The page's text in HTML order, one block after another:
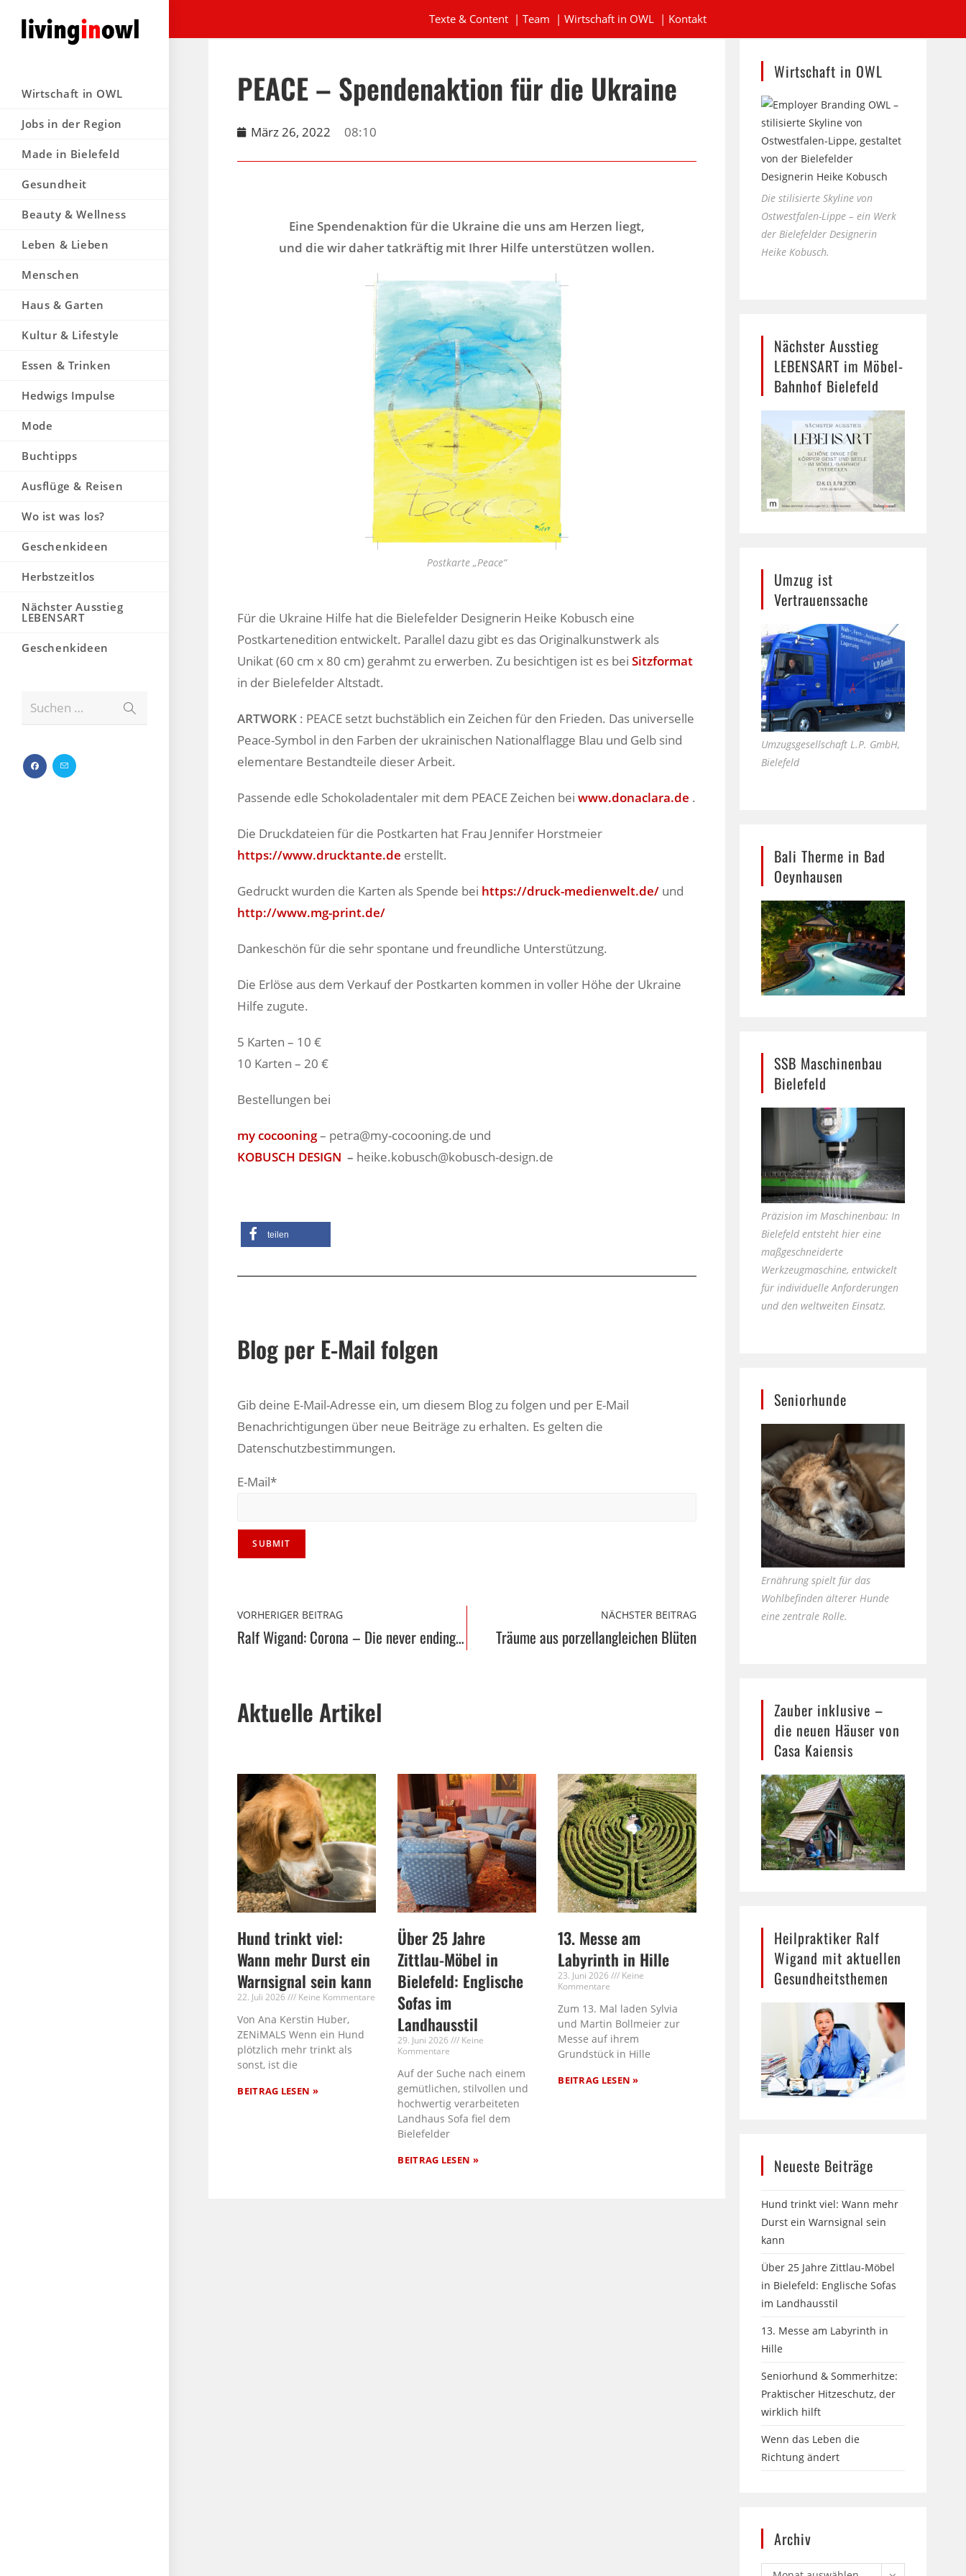
Texte & Content| Team | Wirtschaft in OWL| Kontakt
Wirtschaft in OWL
Jobs in der Region
Made in Bielefeld
Gesundheit
Beauty & Wellness
Leben & Lieben
Menschen
Haus & Garten
Kultur & Lifestyle
Essen & Trinken
Hedwigs Impulse
Mode
Buchtipps
Ausflüge & Reisen
Wo ist was los?
Geschenkideen
Herbstzeitlos
Nächster Ausstieg
LEBENSART
Geschenkideen
Suchen …
PEACE – Spendenaktion für die Ukraine
März 26, 2022 08:10
Eine Spendenaktion für die Ukraine die uns am Herzen liegt,
und die wir daher tatkräftig mit Ihrer Hilfe unterstützen wollen.
Postkarte „Peace“
Für die Ukraine Hilfe hat die Bielefelder Designerin Heike Kobusch eine
Postkartenedition entwickelt. Parallel dazu gibt es das Originalkunstwerk als
Unikat (60 cm x 80 cm) gerahmt zu erwerben. Zu besichtigen ist es beiSitzformat
in der Bielefelder Altstadt.
ARTWORK : PEACE setzt buchstäblich ein Zeichen für den Frieden. Das universelle
Peace-Symbol in den Farben der ukrainischen Nationalflagge Blau und Gelb sind
elementare Bestandteile dieser Arbeit.
Passende edle Schokoladentaler mit dem PEACE Zeichen beiwww.donaclara.de .
Die Druckdateien für die Postkarten hat Frau Jennifer Horstmeier
https://www.drucktante.de erstellt.
Gedruckt wurden die Karten als Spende bei https://druck-medienwelt.de/ und
http://www.mg-print.de/
Dankeschön für die sehr spontane und freundliche Unterstützung.
Die Erlöse aus dem Verkauf der Postkarten kommen in voller Höhe der Ukraine
Hilfe zugute.
5 Karten – 10 €
10 Karten – 20 €
Bestellungen bei
my cocooning– petra@my-cocooning.de und
KOBUSCH DESIGN – heike.kobusch@kobusch-design.de
teilen
Blog per E-Mail folgen
Gib deine E-Mail-Adresse ein, um diesem Blog zu folgen und per E-Mail
Benachrichtigungen über neue Beiträge zu erhalten. Es gelten die
Datenschutzbestimmungen.
E-Mail*
VORHERIGER BEITRAG
Ralf Wigand: Corona – Die never ending Story / Teil 2
NÄCHSTER BEITRAG
Träume aus porzellangleichen Blüten
Aktuelle Artikel
Hund trinkt viel:
Wann mehr Durst ein
Warnsignal sein kann
22. Juli 2026 Keine Kommentare
Von Ana Kerstin Huber,
ZENiMALS Wenn ein Hund
plötzlich mehr trinkt als
sonst, ist die
BEITRAG LESEN »
Über 25 Jahre
Zittlau-Möbel in
Bielefeld: Englische
Sofas im
Landhausstil
29. Juni 2026
Keine
Kommentare
Auf der Suche nach einem
gemütlichen, stilvollen und
hochwertig verarbeiteten
Landhaus Sofa fiel dem
Bielefelder
BEITRAG LESEN »
13. Messe am
Labyrinth in Hille
23. Juni 2026
Keine
Kommentare
Zum 13. Mal laden Sylvia
und Martin Bollmeier zur
Messe auf ihrem
Grundstück in Hille
BEITRAG LESEN »
Wirtschaft in OWL
Die stilisierte Skyline von
Ostwestfalen-Lippe – ein Werk
der Bielefelder Designerin
Heike Kobusch.
Nächster Ausstieg
LEBENSART im Möbel-
Bahnhof Bielefeld
Umzug ist
Vertrauenssache
Umzugsgesellschaft L.P. GmbH,
Bielefeld
Bali Therme in Bad
Oeynhausen
SSB Maschinenbau
Bielefeld
Präzision im Maschinenbau: In
Bielefeld entsteht hier eine
maßgeschneiderte
Werkzeugmaschine, entwickelt
für individuelle Anforderungen
und den weltweiten Einsatz.
Seniorhunde
Ernährung spielt für das
Wohlbefinden älterer Hunde
eine zentrale Rolle.
Zauber inklusive –
die neuen Häuser von
Casa Kaiensis
Heilpraktiker Ralf
Wigand mit aktuellen
Gesundheitsthemen
Neueste Beiträge
Hund trinkt viel: Wann mehr
Durst ein Warnsignal sein
kann
Über 25 Jahre Zittlau-Möbel
in Bielefeld: Englische Sofas
im Landhausstil
13. Messe am Labyrinth in
Hille
Seniorhund & Sommerhitze:
Praktischer Hitzeschutz, der
wirklich hilft
Wenn das Leben die
Richtung ändert
Archiv